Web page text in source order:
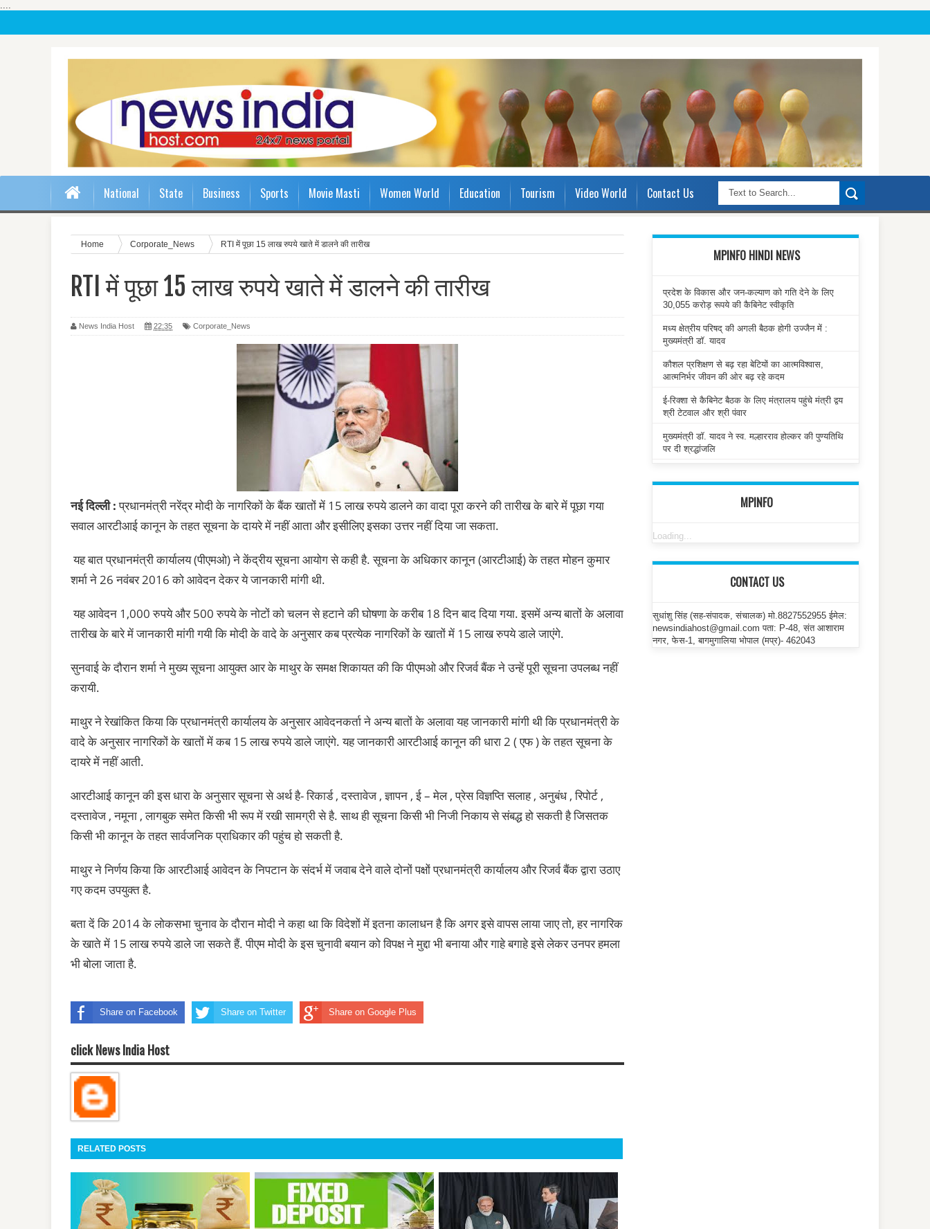
....
National State Business Sports Movie Masti Women World Education Tourism Video World Contact Us
Home Corporate_News RTI में पूछा 15 लाख रुपये खाते में डालने की तारीख
RTI में पूछा 15 लाख रुपये खाते में डालने की तारीख
News India Host 22:35 Corporate_News
नई दिल्ली :प्रधानमंत्री नरेंद्र मोदी के नागरिकों के बैंक खातों में 15 लाख रुपये डालने का वादा पूरा करने की तारीख के बारे में पूछा गया
सवाल आरटीआई कानून के तहत सूचना के दायरे में नहीं आता और इसीलिए इसका उत्तर नहीं दिया जा सकता.
यह बात प्रधानमंत्री कार्यालय (पीएमओ) ने केंद्रीय सूचना आयोग से कही है. सूचना के अधिकार कानून (आरटीआई) के तहत मोहन कुमार
शर्मा ने 26 नवंबर 2016 को आवेदन देकर ये जानकारी मांगी थी.
यह आवेदन 1,000 रुपये और 500 रुपये के नोटों को चलन से हटाने की घोषणा के करीब 18 दिन बाद दिया गया. इसमें अन्य बातों के अलावा
तारीख के बारे में जानकारी मांगी गयी कि मोदी के वादे के अनुसार कब प्रत्येक नागरिकों के खातों में 15 लाख रुपये डाले जाएंगे.
सुनवाई के दौरान शर्मा ने मुख्य सूचना आयुक्त आर के माथुर के समक्ष शिकायत की कि पीएमओ और रिजर्व बैंक ने उन्हें पूरी सूचना उपलब्ध नहीं
करायी.
माथुर ने रेखांकित किया कि प्रधानमंत्री कार्यालय के अनुसार आवेदनकर्ता ने अन्य बातों के अलावा यह जानकारी मांगी थी कि प्रधानमंत्री के
वादे के अनुसार नागरिकों के खातों में कब 15 लाख रुपये डाले जाएंगे. यह जानकारी आरटीआई कानून की धारा 2 ( एफ ) के तहत सूचना के
दायरे में नहीं आती.
आरटीआई कानून की इस धारा के अनुसार सूचना से अर्थ है- रिकार्ड , दस्तावेज , ज्ञापन , ई – मेल , प्रेस विज्ञप्ति सलाह , अनुबंध , रिपोर्ट ,
दस्तावेज , नमूना , लागबुक समेत किसी भी रूप में रखी सामग्री से है. साथ ही सूचना किसी भी निजी निकाय से संबद्ध हो सकती है जिसतक
किसी भी कानून के तहत सार्वजनिक प्राधिकार की पहुंच हो सकती है.
माथुर ने निर्णय किया कि आरटीआई आवेदन के निपटान के संदर्भ में जवाब देने वाले दोनों पक्षों प्रधानमंत्री कार्यालय और रिजर्व बैंक द्वारा उठाए
गए कदम उपयुक्त है.
बता दें कि 2014 के लोकसभा चुनाव के दौरान मोदी ने कहा था कि विदेशों में इतना कालाधन है कि अगर इसे वापस लाया जाए तो, हर नागरिक
के खाते में 15 लाख रुपये डाले जा सकते हैं. पीएम मोदी के इस चुनावी बयान को विपक्ष ने मुद्दा भी बनाया और गाहे बगाहे इसे लेकर उनपर हमला
भी बोला जाता है.
Share on Facebook Share on Twitter Share on Google Plus
click News India Host
RELATED POSTS
MPINFO HINDI NEWS
प्रदेश के विकास और जन-कल्याण को गति देने के लिए
30,055 करोड़ रूपये की कैबिनेट स्वीकृति
मध्य क्षेत्रीय परिषद् की अगली बैठक होगी उज्जैन में :
मुख्यमंत्री डॉ. यादव
कौशल प्रशिक्षण से बढ़ रहा बेटियों का आत्मविश्वास,
आत्मनिर्भर जीवन की ओर बढ़ रहे कदम
ई-रिक्शा से कैबिनेट बैठक के लिए मंत्रालय पहुंचे मंत्री द्वय
श्री टेटवाल और श्री पंवार
मुख्यमंत्री डॉ. यादव ने स्व. मल्हारराव होल्कर की पुण्यतिथि
पर दी श्रद्धांजलि
MPINFO
Loading...
CONTACT US
सुधांशु सिंह (सह-संपादक, संचालक) मो.8827552955 ईमेल:
newsindiahost@gmail.com पता: P-48, संत आशाराम
नगर, फेस-1, बागमुगालिया भोपाल (मप्र)- 462043